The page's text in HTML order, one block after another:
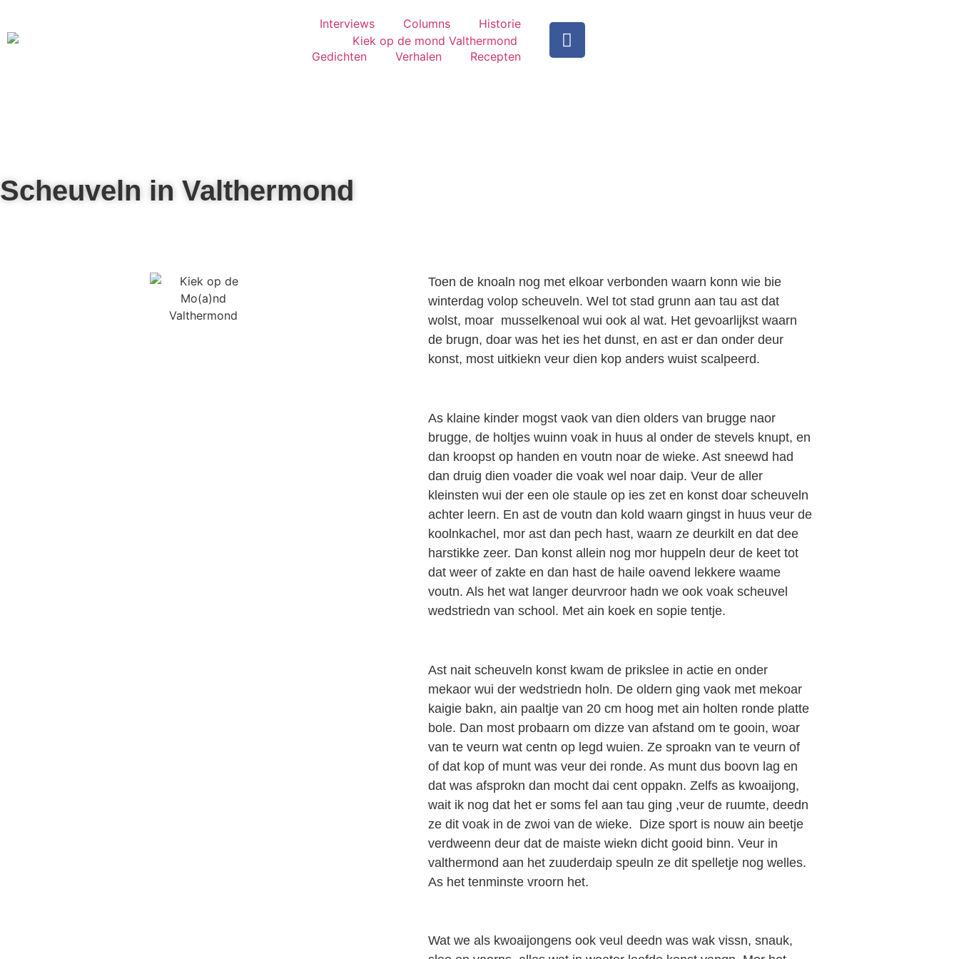
Interviews Columns Historie
Gedichten Verhalen Recepten
Scheuveln in Valthermond
Toen de knoaln nog met elkoar verbonden waarn konn wie bie
winterdag volop scheuveln. Wel tot stad grunn aan tau ast dat
wolst, moar musselkenoal wui ook al wat. Het gevoarlijkst waarn
de brugn, doar was het ies het dunst, en ast er dan onder deur
konst, most uitkiekn veur dien kop anders wuist scalpeerd.
As klaine kinder mogst vaok van dien olders van brugge naor
brugge, de holtjes wuinn voak in huus al onder de stevels knupt, en
dan kroopst op handen en voutn noar de wieke. Ast sneewd had
dan druig dien voader die voak wel noar daip. Veur de aller
kleinsten wui der een ole staule op ies zet en konst doar scheuveln
achter leern. En ast de voutn dan kold waarn gingst in huus veur de
koolnkachel, mor ast dan pech hast, waarn ze deurkilt en dat dee
harstikke zeer. Dan konst allein nog mor huppeln deur de keet tot
dat weer of zakte en dan hast de haile oavend lekkere waame
voutn. Als het wat langer deurvroor hadn we ook voak scheuvel
wedstriedn van school. Met ain koek en sopie tentje.
Ast nait scheuveln konst kwam de prikslee in actie en onder
mekaor wui der wedstriedn holn. De oldern ging vaok met mekoar
kaigie bakn, ain paaltje van 20 cm hoog met ain holten ronde platte
bole. Dan most probaarn om dizze van afstand om te gooin, woar
van te veurn wat centn op legd wuien. Ze sproakn van te veurn of
of dat kop of munt was veur dei ronde. As munt dus boovn lag en
dat was afsprokn dan mocht dai cent oppakn. Zelfs as kwoaijong,
wait ik nog dat het er soms fel aan tau ging ,veur de ruumte, deedn
ze dit voak in de zwoi van de wieke. Dize sport is nouw ain beetje
verdweenn deur dat de maiste wiekn dicht gooid binn. Veur in
valthermond aan het zuuderdaip speuln ze dit spelletje nog welles.
As het tenminste vroorn het.
Wat we als kwoaijongens ook veul deedn was wak vissn, snauk,